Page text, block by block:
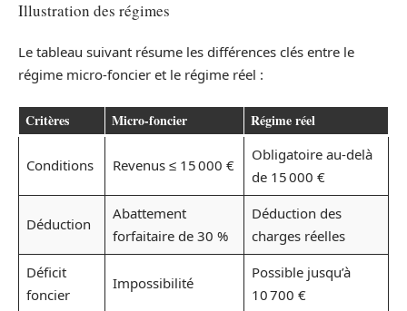
Illustration des régimes
Le tableau suivant résume les différences clés entre le
régime micro-foncier et le régime réel :
Critères Micro-foncier Régime réel
Conditions Revenus ≤ 15 000 €
Obligatoire au-delà
de 15 000 €
Déduction
Abattement
forfaitaire de 30 %
Déduction des
charges réelles
Déficit
foncier
Impossibilité
Possible jusqu’à
10 700 €